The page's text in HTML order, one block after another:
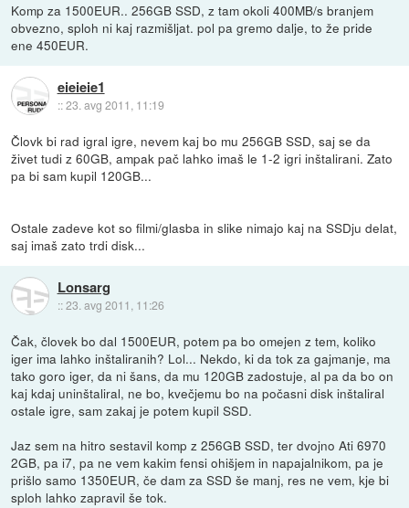
Komp za 1500EUR.. 256GB SSD, z tam okoli 400MB/s branjem
obvezno, sploh ni kaj razmišljat. pol pa gremo dalje, to že pride
ene 450EUR.
eieieie1
::23. avg 2011, 11:19
Človk bi rad igral igre, nevem kaj bo mu 256GB SSD, saj se da
živet tudi z 60GB, ampak pač lahko imaš le 1-2 igri inštalirani. Zato
pa bi sam kupil 120GB...
Ostale zadeve kot so filmi/glasba in slike nimajo kaj na SSDju delat,
saj imaš zato trdi disk...
Lonsarg
::23. avg 2011, 11:26
Čak, človek bo dal 1500EUR, potem pa bo omejen z tem, koliko
iger ima lahko inštaliranih? Lol... Nekdo, ki da tok za gajmanje, ma
tako goro iger, da ni šans, da mu 120GB zadostuje, al pa da bo on
kaj kdaj uninštaliral, ne bo, kvečjemu bo na počasni disk inštaliral
ostale igre, sam zakaj je potem kupil SSD.
Jaz sem na hitro sestavil komp z 256GB SSD, ter dvojno Ati 6970
2GB, pa i7, pa ne vem kakim fensi ohišjem in napajalnikom, pa je
prišlo samo 1350EUR, če dam za SSD še manj, res ne vem, kje bi
sploh lahko zapravil še tok.